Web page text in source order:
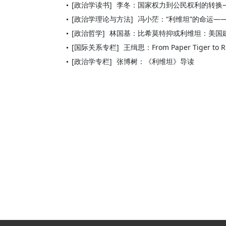
[政治学读书] 李冬：国家权力到公民权利的转
[政治学理论与方法] 冯小茫：“利维坦”的命运
[政治哲学] 林国基：比希莫特抑或利维坦：美国
[国际关系专栏] 王缉思：From Paper Tiger to
[政治学专栏] 张博树：《利维坦》导读